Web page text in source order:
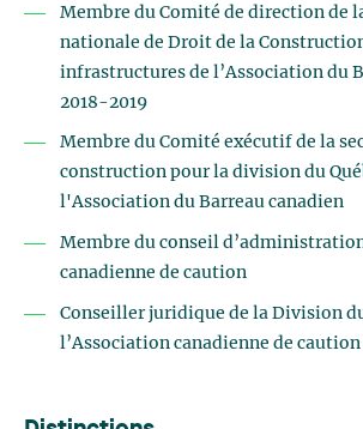
Membre du Comité de direction de
nationale de Droit de la
infrastructures de l’Association du
2018-2019
Membre du Comité exécutif de la
construction pour la division du
l'Association du Barreau canadien
Membre du conseil
canadienne de caution
Conseiller juridique de la Division
l’Association canadienne de caution